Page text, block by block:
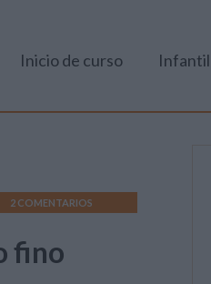
Inicio de curso Infantil
2 COMENTARIOS
fino